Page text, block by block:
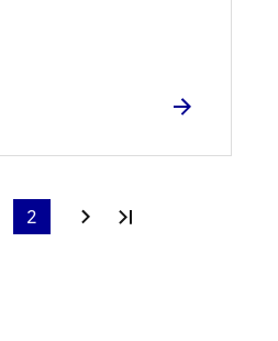
page
Page précédente
2 Page suivante